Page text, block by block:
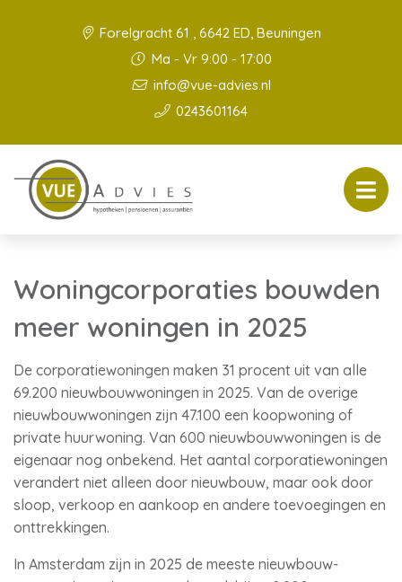
Forelgracht 61 , 6642 ED, Beuningen
Ma - Vr 9:00 - 17:00
info@vue-advies.nl
0243601164
Woningcorporaties bouwden
meer woningen in 2025
De corporatiewoningen maken 31 procent uit van alle
69.200 nieuwbouwwoningen in 2025. Van de overige
nieuwbouwwoningen zijn 47.100 een koopwoning of
private huurwoning. Van 600 nieuwbouwwoningen is de
eigenaar nog onbekend. Het aantal corporatiewoningen
verandert niet alleen door nieuwbouw, maar ook door
sloop, verkoop en aankoop en andere toevoegingen en
onttrekkingen.
In Amsterdam zijn in 2025 de meeste nieuwbouw-